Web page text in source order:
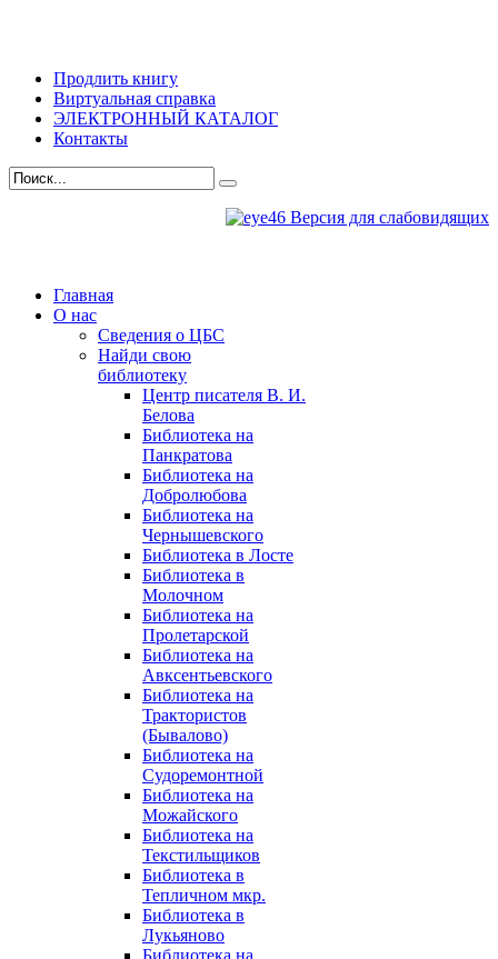
Продлить книгу
Виртуальная справка
ЭЛЕКТРОННЫЙ КАТАЛОГ
Контакты
Версия для слабовидящих
Главная
О нас
Сведения о ЦБС
Найди свою
библиотеку
Центр писателя В. И.
Белова
Библиотека на
Панкратова
Библиотека на
Добролюбова
Библиотека на
Чернышевского
Библиотека в Лосте
Библиотека в
Молочном
Библиотека на
Пролетарской
Библиотека на
Авксентьевского
Библиотека на
Трактористов
(Бывалово)
Библиотека на
Судоремонтной
Библиотека на
Можайского
Библиотека на
Текстильщиков
Библиотека в
Тепличном мкр.
Библиотека в
Лукьяново
Библиотека на